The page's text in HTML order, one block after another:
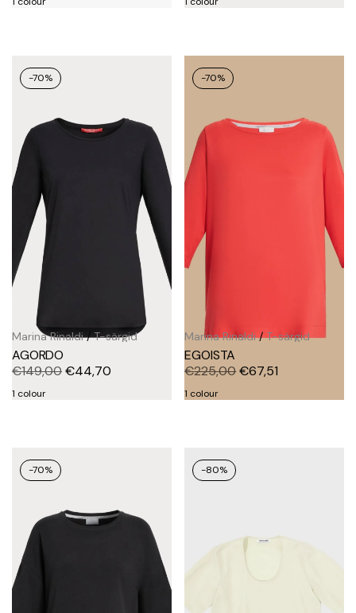
-70%
Marina Rinaldi/T-särgid
AGORDO
€149,00€44,70
1 colour
-70%
Marina Rinaldi/T-särgid
EGOISTA
€225,00€67,51
1 colour
-70% -80%